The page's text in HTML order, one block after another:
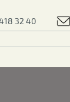
32 40